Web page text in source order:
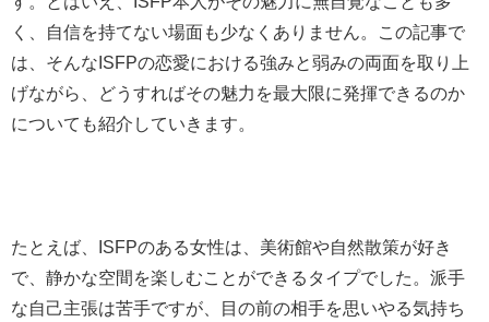
く、自信を持てない場面も少なくありません。この記事で
は、そんなISFPの恋愛における強みと弱みの両面を取り上
げながら、どうすればその魅力を最大限に発揮できるのか
についても紹介していきます。
たとえば、ISFPのある女性は、美術館や自然散策が好き
で、静かな空間を楽しむことができるタイプでした。派手
な自己主張は苦手ですが、目の前の相手を思いやる気持ち